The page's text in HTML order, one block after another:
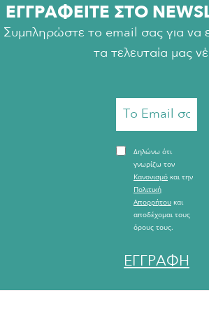
ΕΓΓΡΑΦΕΙΤΕ ΣΤΟ
Συμπληρώστε το email σας για να
τα τελευταία μας
Δηλώνω ότι
γνωρίζω τον
Κανονισμό και την
Πολιτική
Απορρήτου και
αποδέχομαι τους
όρους τους.
ΕΓΓΡΑΦΗ